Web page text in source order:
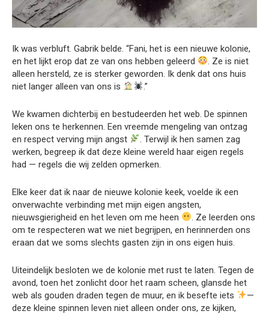
Ik was verbluft. Gabrik belde. “Fani, het is een nieuwe kolonie,
en het lijkt erop dat ze van ons hebben geleerd
. Ze is niet
alleen hersteld, ze is sterker geworden. Ik denk dat ons huis
niet langer alleen van ons is
.”
We kwamen dichterbij en bestudeerden het web. De spinnen
leken ons te herkennen. Een vreemde mengeling van ontzag
en respect verving mijn angst
. Terwijl ik hen samen zag
werken, begreep ik dat deze kleine wereld haar eigen regels
had — regels die wij zelden opmerken.
Elke keer dat ik naar de nieuwe kolonie keek, voelde ik een
onverwachte verbinding met mijn eigen angsten,
nieuwsgierigheid en het leven om me heen
. Ze leerden ons
om te respecteren wat we niet begrijpen, en herinnerden ons
eraan dat we soms slechts gasten zijn in ons eigen huis.
Uiteindelijk besloten we de kolonie met rust te laten. Tegen de
avond, toen het zonlicht door het raam scheen, glansde het
web als gouden draden tegen de muur, en ik besefte iets
—
deze kleine spinnen leven niet alleen onder ons, ze kijken,